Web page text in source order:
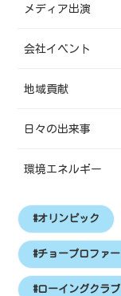
メディア出演
会社イベント
地域貢献
日々の出来事
環境エネルギー
#オリンピック
#チョープロファ
#ローイングクラブ